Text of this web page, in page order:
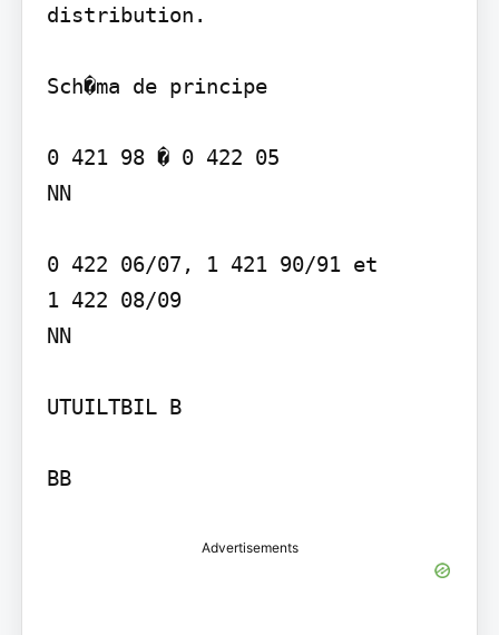
distribution.
Sch�ma de principe
0 421 98 � 0 422 05
NN
0 422 06/07, 1 421 90/91 et
1 422 08/09
NN
UTUILTBIL B
BB
Advertisements